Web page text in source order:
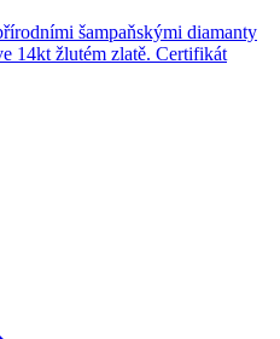
šampaňskými diamanty
14kt žlutém zlatě. Certifikát